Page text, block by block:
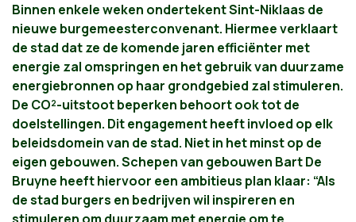
Binnen enkele weken ondertekent Sint-Niklaas de
nieuwe burgemeesterconvenant. Hiermee verklaart
de stad dat ze de komende jaren efficiënter met
energie zal omspringen en het gebruik van duurzame
energiebronnen op haar grondgebied zal stimuleren.
De CO²-uitstoot beperken behoort ook tot de
doelstellingen. Dit engagement heeft invloed op elk
beleidsdomein van de stad. Niet in het minst op de
eigen gebouwen. Schepen van gebouwen Bart De
Bruyne heeft hiervoor een ambitieus plan klaar: “Als
de stad burgers en bedrijven wil inspireren en